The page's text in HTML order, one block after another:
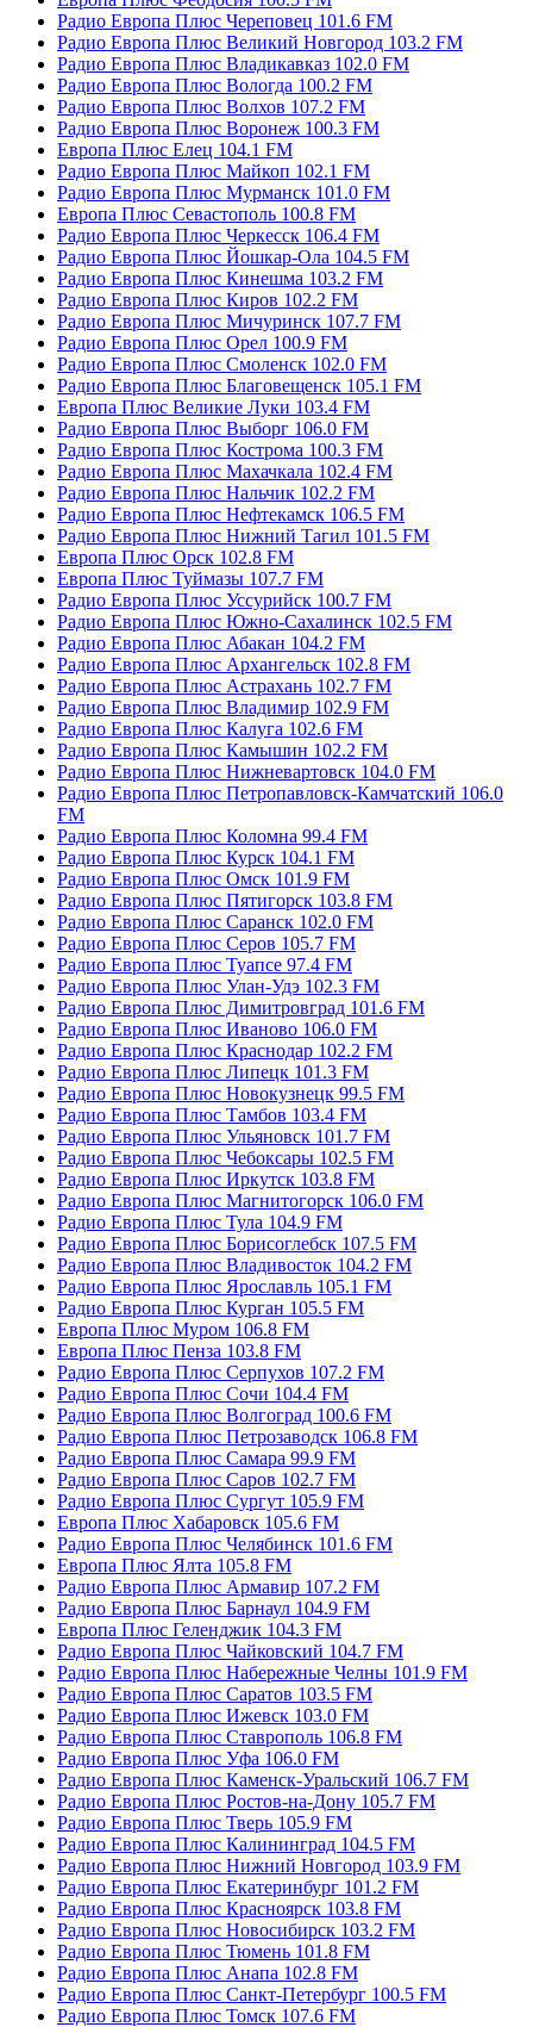
Радио Европа Плюс Череповец 101.6 FM
Радио Европа Плюс Великий Новгород 103.2 FM
Радио Европа Плюс Владикавказ 102.0 FM
Радио Европа Плюс Вологда 100.2 FM
Радио Европа Плюс Волхов 107.2 FM
Радио Европа Плюс Воронеж 100.3 FM
Европа Плюс Елец 104.1 FM
Радио Европа Плюс Майкоп 102.1 FM
Радио Европа Плюс Мурманск 101.0 FM
Европа Плюс Севастополь 100.8 FM
Радио Европа Плюс Черкесск 106.4 FM
Радио Европа Плюс Йошкар-Ола 104.5 FM
Радио Европа Плюс Кинешма 103.2 FM
Радио Европа Плюс Киров 102.2 FM
Радио Европа Плюс Мичуринск 107.7 FM
Радио Европа Плюс Орел 100.9 FM
Радио Европа Плюс Смоленск 102.0 FM
Радио Европа Плюс Благовещенск 105.1 FM
Европа Плюс Великие Луки 103.4 FM
Радио Европа Плюс Выборг 106.0 FM
Радио Европа Плюс Кострома 100.3 FM
Радио Европа Плюс Махачкала 102.4 FM
Радио Европа Плюс Нальчик 102.2 FM
Радио Европа Плюс Нефтекамск 106.5 FM
Радио Европа Плюс Нижний Тагил 101.5 FM
Европа Плюс Орск 102.8 FM
Европа Плюс Туймазы 107.7 FM
Радио Европа Плюс Уссурийск 100.7 FM
Радио Европа Плюс Южно-Сахалинск 102.5 FM
Радио Европа Плюс Абакан 104.2 FM
Радио Европа Плюс Архангельск 102.8 FM
Радио Европа Плюс Астрахань 102.7 FM
Радио Европа Плюс Владимир 102.9 FM
Радио Европа Плюс Калуга 102.6 FM
Радио Европа Плюс Камышин 102.2 FM
Радио Европа Плюс Нижневартовск 104.0 FM
Радио Европа Плюс Петропавловск-Камчатский 106.0
FM
Радио Европа Плюс Коломна 99.4 FM
Радио Европа Плюс Курск 104.1 FM
Радио Европа Плюс Омск 101.9 FM
Радио Европа Плюс Пятигорск 103.8 FM
Радио Европа Плюс Саранск 102.0 FM
Радио Европа Плюс Серов 105.7 FM
Радио Европа Плюс Туапсе 97.4 FM
Радио Европа Плюс Улан-Удэ 102.3 FM
Радио Европа Плюс Димитровград 101.6 FM
Радио Европа Плюс Иваново 106.0 FM
Радио Европа Плюс Краснодар 102.2 FM
Радио Европа Плюс Липецк 101.3 FM
Радио Европа Плюс Новокузнецк 99.5 FM
Радио Европа Плюс Тамбов 103.4 FM
Радио Европа Плюс Ульяновск 101.7 FM
Радио Европа Плюс Чебоксары 102.5 FM
Радио Европа Плюс Иркутск 103.8 FM
Радио Европа Плюс Магнитогорск 106.0 FM
Радио Европа Плюс Тула 104.9 FM
Радио Европа Плюс Борисоглебск 107.5 FM
Радио Европа Плюс Владивосток 104.2 FM
Радио Европа Плюс Ярославль 105.1 FM
Радио Европа Плюс Курган 105.5 FM
Европа Плюс Муром 106.8 FM
Европа Плюс Пенза 103.8 FM
Радио Европа Плюс Серпухов 107.2 FM
Радио Европа Плюс Сочи 104.4 FM
Радио Европа Плюс Волгоград 100.6 FM
Радио Европа Плюс Петрозаводск 106.8 FM
Радио Европа Плюс Самара 99.9 FM
Радио Европа Плюс Саров 102.7 FM
Радио Европа Плюс Сургут 105.9 FM
Европа Плюс Хабаровск 105.6 FM
Радио Европа Плюс Челябинск 101.6 FM
Европа Плюс Ялта 105.8 FM
Радио Европа Плюс Армавир 107.2 FM
Радио Европа Плюс Барнаул 104.9 FM
Европа Плюс Геленджик 104.3 FM
Радио Европа Плюс Чайковский 104.7 FM
Радио Европа Плюс Набережные Челны 101.9 FM
Радио Европа Плюс Саратов 103.5 FM
Радио Европа Плюс Ижевск 103.0 FM
Радио Европа Плюс Ставрополь 106.8 FM
Радио Европа Плюс Уфа 106.0 FM
Радио Европа Плюс Каменск-Уральский 106.7 FM
Радио Европа Плюс Ростов-на-Дону 105.7 FM
Радио Европа Плюс Тверь 105.9 FM
Радио Европа Плюс Калининград 104.5 FM
Радио Европа Плюс Нижний Новгород 103.9 FM
Радио Европа Плюс Екатеринбург 101.2 FM
Радио Европа Плюс Красноярск 103.8 FM
Радио Европа Плюс Новосибирск 103.2 FM
Радио Европа Плюс Тюмень 101.8 FM
Радио Европа Плюс Анапа 102.8 FM
Радио Европа Плюс Санкт-Петербург 100.5 FM
Радио Европа Плюс Томск 107.6 FM